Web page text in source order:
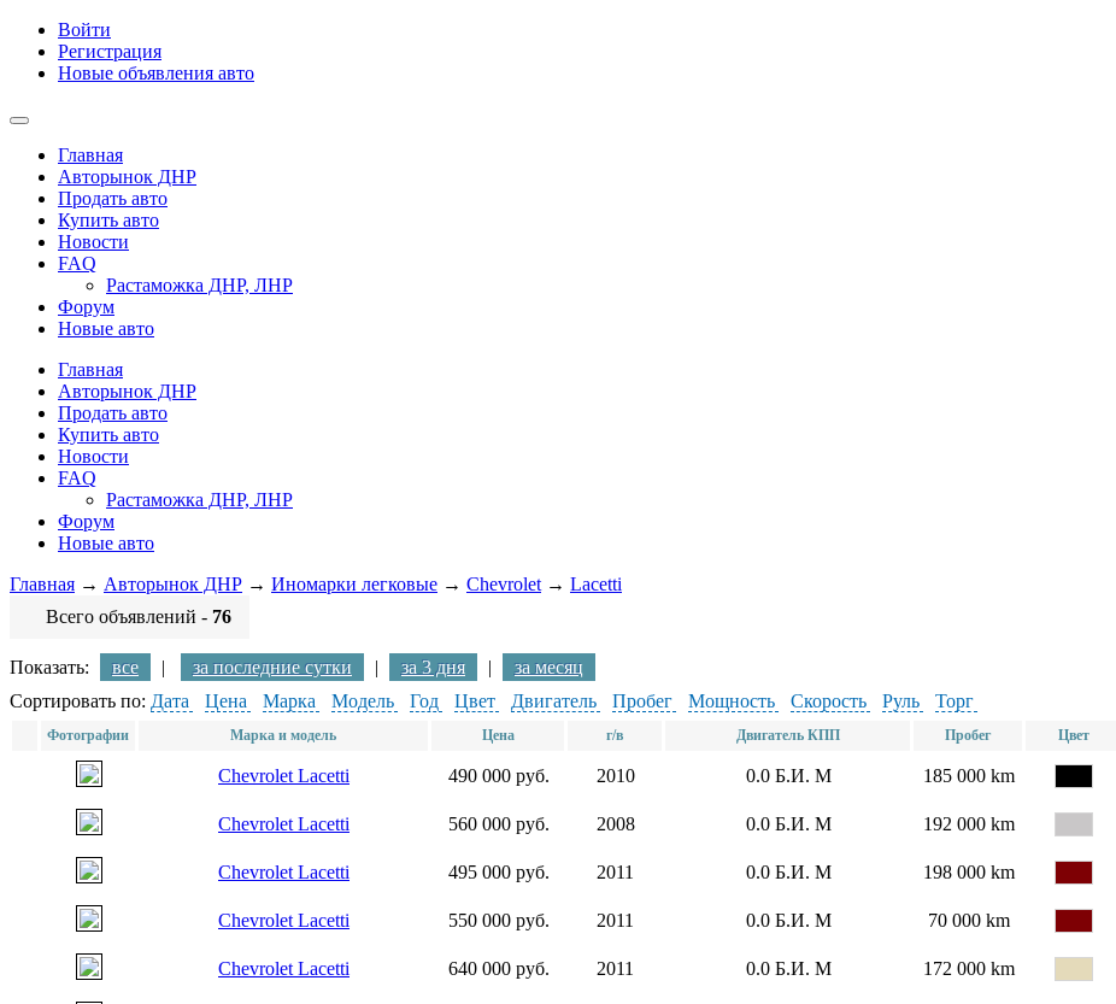
Войти
Регистрация
Новые объявления авто
Главная
Авторынок ДНР
Продать авто
Купить авто
Новости
FAQ
Растаможка ДНР, ЛНР
Форум
Новые авто
Главная
Авторынок ДНР
Продать авто
Купить авто
Новости
FAQ
Растаможка ДНР, ЛНР
Форум
Новые авто
Главная → Авторынок ДНР → Иномарки легковые → Chevrolet → Lacetti
Всего объявлений - 76
Показать: все | за последние сутки | за 3 дня | за месяц
Сортировать по: Дата Цена Марка Модель Год Цвет Двигатель Пробег Мощность Скорость Руль Торг
Фотографии Марка и модель Цена г/в Двигатель КПП Пробег Цвет
Chevrolet Lacetti 490 000 руб. 2010 0.0 Б.И. М 185 000 km
Chevrolet Lacetti 560 000 руб. 2008 0.0 Б.И. М 192 000 km
Chevrolet Lacetti 495 000 руб. 2011 0.0 Б.И. М 198 000 km
Chevrolet Lacetti 550 000 руб. 2011 0.0 Б.И. М 70 000 km
Chevrolet Lacetti 640 000 руб. 2011 0.0 Б.И. М 172 000 km